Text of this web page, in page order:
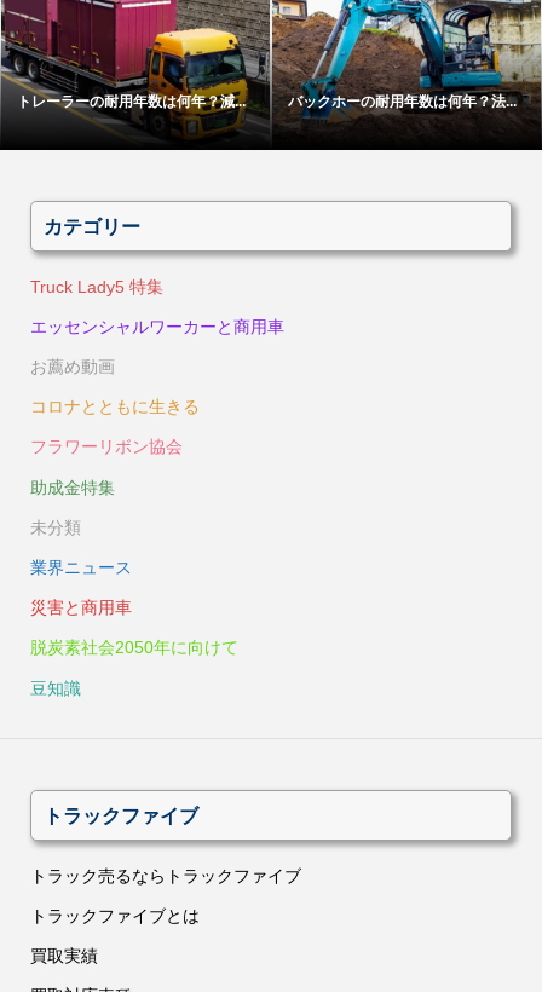
トレーラーの耐用年数は何年？減... バックホーの耐用年数は何年？法...
カテゴリー
Truck Lady5 特集
エッセンシャルワーカーと商用車
お薦め動画
コロナとともに生きる
フラワーリボン協会
助成金特集
未分類
業界ニュース
災害と商用車
脱炭素社会2050年に向けて
豆知識
トラックファイブ
トラック売るならトラックファイブ
トラックファイブとは
買取実績